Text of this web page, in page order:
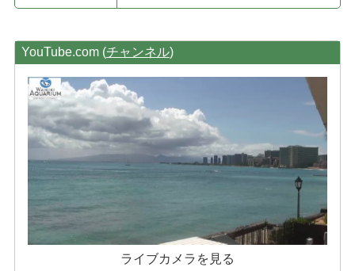
YouTube.com (チャンネル)
ライブカメラを見る